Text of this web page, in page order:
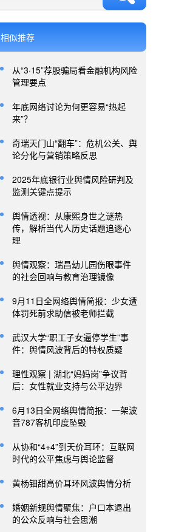
相似推荐
从“3·15”荐股骗局看金融机构风险
管理要点
年底网络讨论为何更容易“热起
来”？
奇瑞天门山“翻车”：危机公关、舆
论分化与营销策略反思
2025年底银行业舆情风险研判及
监测关键点提示
舆情透视：从康熙身世之谜热
传，解析当代人历史话题追逐心
理
舆情观察：瑞昌幼儿园伤眼事件
的社会回响与教育治理镜像
9月11日全网络舆情简报：少女遭
体罚死前求助信被老师拦截
武汉大学“职工子女逼停学生”事
件：舆情风波背后的特权质疑
理性观察 | 湖北“妈妈岗”争议背
后：女性就业支持与公平边界
6月13日全网络舆情简报：一架波
音787客机印度坠毁
从协和“4+4”到天价耳环：互联网
时代的公平焦虑与舆论监督
黄杨钿甜高价耳环风波舆情分析
婚姻新规舆情聚焦：户口本退出
的公众反响与社会思潮